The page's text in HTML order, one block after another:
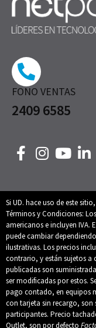
FONO VENTAS
2409 6585
Si UD. hace uso de este
Términos y Condiciones:
americanos e incluyen IVA.
puede cambiar
ilustrativas. Los precios
contrario, y están sujetos a
publicadas son
ser modificadas por estos.
pago contado, en equipos
con tarjeta sin recargo, son
participantes. Precio
Outlet, son por defecto